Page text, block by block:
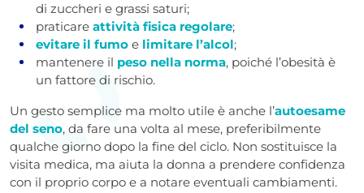
di zuccheri e grassi saturi;
praticare attività fisica regolare;
evitare il fumo e limitare l’alcol;
mantenere il peso nella norma, poiché l’obesità è
un fattore di rischio.
Un gesto semplice ma molto utile è anche l’autoesame
del seno, da fare una volta al mese, preferibilmente
qualche giorno dopo la fine del ciclo. Non sostituisce la
visita medica, ma aiuta la donna a prendere confidenza
con il proprio corpo e a notare eventuali cambiamenti.